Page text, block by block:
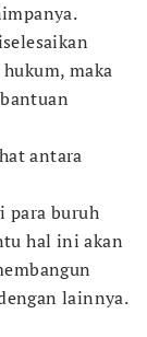
maka
antara
para buruh
hal ini akan
lainnya.